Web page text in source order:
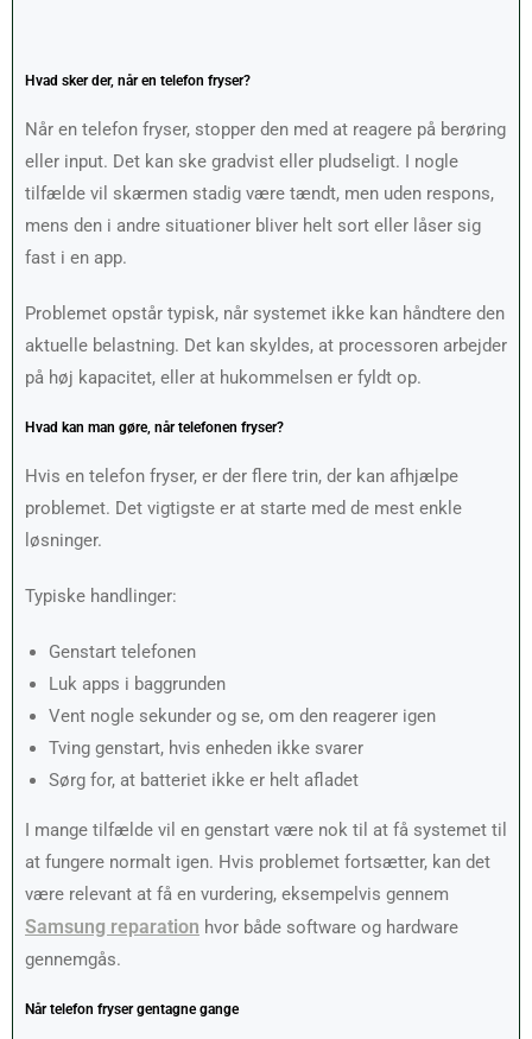
Hvad sker der, når en telefon fryser?
Når en telefon fryser, stopper den med at reagere på berøring
eller input. Det kan ske gradvist eller pludseligt. I nogle
tilfælde vil skærmen stadig være tændt, men uden respons,
mens den i andre situationer bliver helt sort eller låser sig
fast i en app.
Problemet opstår typisk, når systemet ikke kan håndtere den
aktuelle belastning. Det kan skyldes, at processoren arbejder
på høj kapacitet, eller at hukommelsen er fyldt op.
Hvad kan man gøre, når telefonen fryser?
Hvis en telefon fryser, er der flere trin, der kan afhjælpe
problemet. Det vigtigste er at starte med de mest enkle
løsninger.
Typiske handlinger:
Genstart telefonen
Luk apps i baggrunden
Vent nogle sekunder og se, om den reagerer igen
Tving genstart, hvis enheden ikke svarer
Sørg for, at batteriet ikke er helt afladet
I mange tilfælde vil en genstart være nok til at få systemet til
at fungere normalt igen. Hvis problemet fortsætter, kan det
være relevant at få en vurdering, eksempelvis gennem
Samsung reparation hvor både software og hardware
gennemgås.
Når telefon fryser gentagne gange